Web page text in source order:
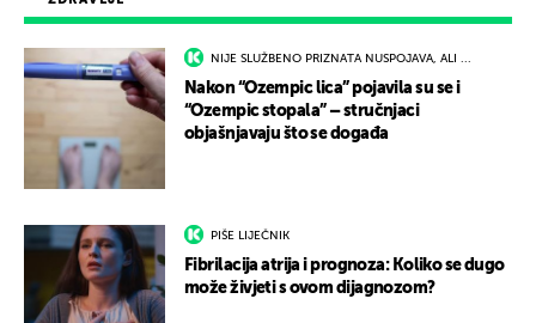
NIJE SLUŽBENO PRIZNATA NUSPOJAVA, ALI ...
Nakon “Ozempic lica” pojavila su se i
“Ozempic stopala” – stručnjaci
objašnjavaju što se događa
PIŠE LIJEČNIK
Fibrilacija atrija i prognoza: Koliko se dugo
može živjeti s ovom dijagnozom?